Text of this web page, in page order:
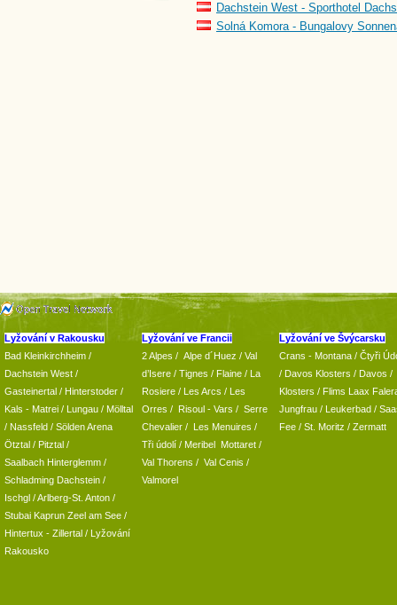
Dachstein West - Sporthotel
Solná Komora - Bungalovy
Lyžování v Rakousku
Bad Kleinkirchheim /
Dachstein West /
Gasteinertal / Hinterstoder /
Kals - Matrei / Lungau / Mölltal
/ Nassfeld / Sölden Arena
Ötztal / Pitztal /
Saalbach Hinterglemm /
Schladming Dachstein /
Ischgl /Arlberg-St. Anton /
Stubai Kaprun Zeel am See /
Hintertux - Zillertal / Lyžování
Rakousko
Lyžování ve Francii
2 Alpes / Alpe d´Huez / Val
d’Isere / Tignes / Flaine / La
Rosiere / Les Arcs / Les
Orres / Risoul - Vars / Serre
Chevalier / Les Menuires /
Tři údolí / Meribel Mottaret /
Val Thorens / Val Cenis /
Valmorel
Lyžování ve Švýcarsku
Crans - Montana / Čtyři
/ Davos Klosters / Davos /
Klosters / Flims Laax
Jungfrau / Leukerbad /
Fee / St. Moritz / Zermatt